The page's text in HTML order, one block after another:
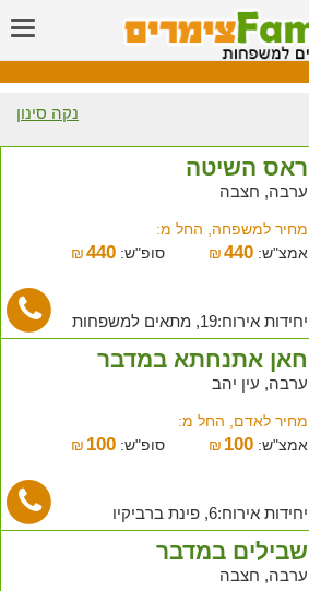
נקה סינון
ראס השיטה
ערבה, חצבה
מחיר למשפחה, החל מ:
אמצ"ש:
₪440 סופ"ש: ₪ 440
יחידות אירוח:19, מתאים למשפחות
חאן אתנחתא במדבר
ערבה, עין יהב
מחיר לאדם, החל מ:
אמצ"ש:
₪ 100 סופ"ש: ₪ 100
יחידות אירוח:6, פינת ברביקיו
שבילים במדבר
ערבה, חצבה